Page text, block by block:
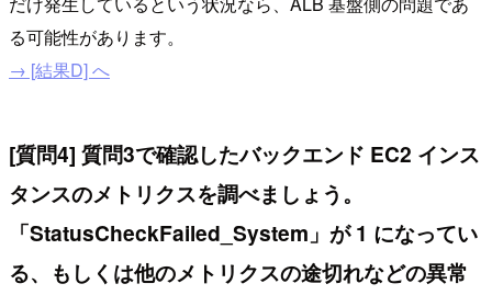
る可能性があります。
→ [結果D] へ
[質問4] 質問3で確認したバックエンド EC2 インス
タンスのメトリクスを調べましょう。
「StatusCheckFailed_System」が 1 になってい
る、もしくは他のメトリクスの途切れなどの異常